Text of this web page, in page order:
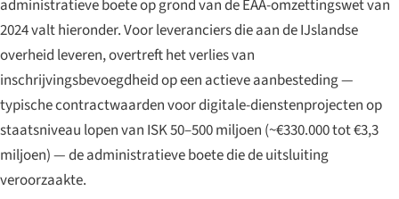
administratieve boete op grond van de EAA-omzettingswet van
2024 valt hieronder. Voor leveranciers die aan de IJslandse
overheid leveren, overtreft het verlies van
inschrijvingsbevoegdheid op een actieve aanbesteding —
typische contractwaarden voor digitale-dienstenprojecten op
staatsniveau lopen van ISK 50–500 miljoen (~€330.000 tot €3,3
miljoen) — de administratieve boete die de uitsluiting
veroorzaakte.